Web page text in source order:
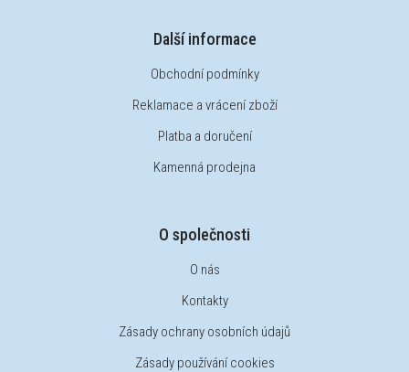
Další informace
Obchodní podmínky
Reklamace a vrácení zboží
Platba a doručení
Kamenná prodejna
O společnosti
O nás
Kontakty
Zásady ochrany osobních údajů
Zásady používání cookies